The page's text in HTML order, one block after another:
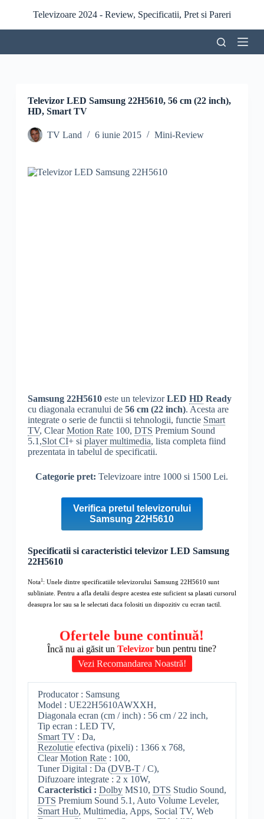
r
l
Televizoare 2024 - Review, Specificatii, Pret si Pareri
Televizor LED Samsung 22H5610, 56 cm (22 inch),
HD, Smart TV
TV Land 6 iunie 2015 Mini-Review
Samsung 22H5610este un televizorLED HD Ready
cu diagonala ecranului de 56 cm (22 inch). Acesta are
integrate o serie de functii si tehnologii, functie Smart
TV, ClearMotion Rate100, DTS Premium Sound
5.1,Slot CI+ si player multimedia, lista completa fiind
prezentata in tabelul de specificatii.
Categorie pret:Televizoare intre 1000 si 1500 Lei.
Verifica pretul televizorului
Samsung 22H5610
Specificatii si caracteristici televizor LED Samsung
22H5610
Nota1: Unele dintre specificatiile televizorului Samsung 22H5610 sunt
subliniate. Pentru a afla detalii despre acestea este suficient sa plasati cursorul
deasupra lor sau sa le selectati daca folositi un dispozitiv cu ecran tactil.
Ofertele bune continuă!
Încă nu ai găsit unTelevizorbun pentru tine?
Vezi Recomandarea Noastră!
Producator : Samsung
Model : UE22H5610AWXXH,
Diagonala ecran (cm / inch) : 56 cm / 22 inch,
Tip ecran : LED TV,
Smart TV: Da,
Rezolutieefectiva (pixeli) : 1366 x 768,
ClearMotion Rate: 100,
Tuner Digital : Da (DVB-T/ C),
Difuzoare integrate : 2 x 10W,
Caracteristici : DolbyMS10, DTS Studio Sound,
DTS Premium Sound 5.1, Auto Volume Leveler,
Smart Hub, Multimedia, Apps, Social TV, Web